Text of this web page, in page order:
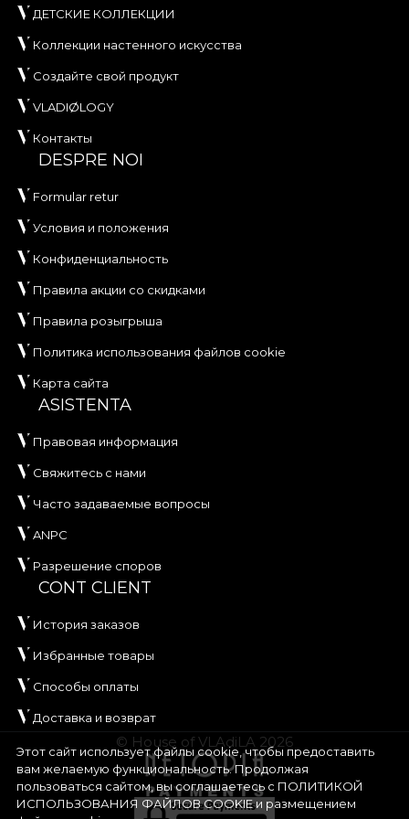
Этот сайт использует файлы cookie, чтобы предоставить
вам желаемую функциональность. Продолжая
пользоваться сайтом, вы соглашаетесь с ПОЛИТИКОЙ
ИСПОЛЬЗОВАНИЯ ФАЙЛОВ COOKIEи размещением
ДЕТСКИЕ КОЛЛЕКЦИИ
Коллекции настенного искусства
Создайте свой продукт
VLADIØLOGY
Контакты
DESPRE NOI
Formular retur
Условия и положения
Конфиденциальность
Правила акции со скидками
Правила розыгрыша
Политика использования файлов cookie
Карта сайта
ASISTENTA
Правовая информация
Свяжитесь с нами
Часто задаваемые вопросы
ANPC
Разрешение споров
CONT CLIENT
История заказов
Избранные товары
Способы оплаты
Доставка и возврат
© House of VLAdiLA 2026